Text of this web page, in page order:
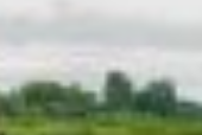
RUITERS